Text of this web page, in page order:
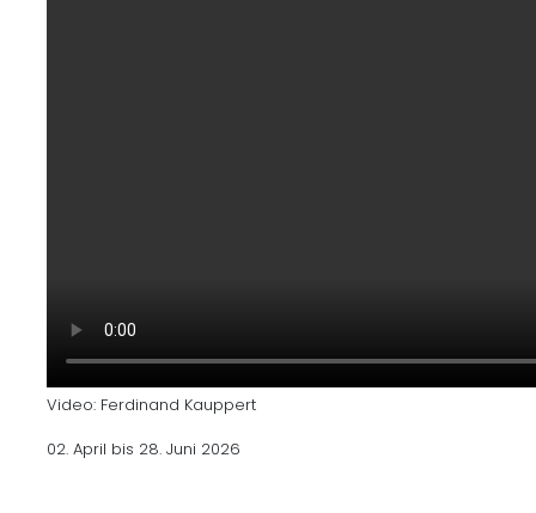
Video: Ferdinand Kauppert
02. April bis 28. Juni 2026